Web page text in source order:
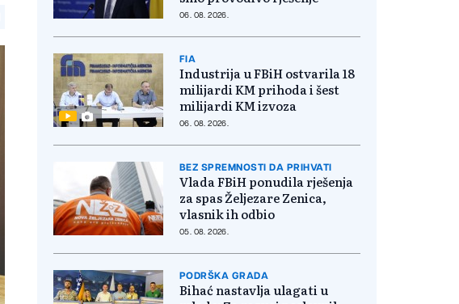
06. 08. 2026.
FIA
Industrija u FBiH ostvarila 18
milijardi KM prihoda i šest
milijardi KM izvoza
06. 08. 2026.
BEZ SPREMNOSTI DA PRIHVATI
Vlada FBiH ponudila rješenja
za spas Željezare Zenica,
vlasnik ih odbio
05. 08. 2026.
PODRŠKA GRADA
Bihać nastavlja ulagati u